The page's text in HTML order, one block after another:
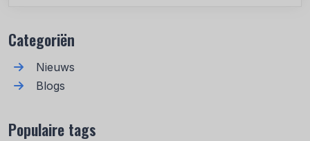
Categoriën
Nieuws
Blogs
Populaire tags